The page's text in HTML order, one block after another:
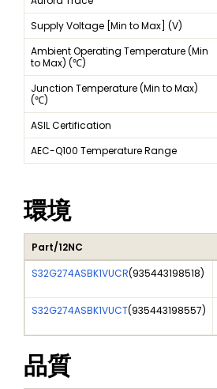
Supply Voltage [Min to Max] (V)
Ambient Operating Temperature (Min
to Max) (℃)
Junction Temperature (Min to Max)
(℃)
ASIL Certification
AEC-Q100 Temperature Range
環境
Part/12NC
S32G274ASBK1VUCR(935443198518)
S32G274ASBK1VUCT(935443198557)
品質